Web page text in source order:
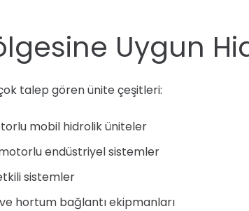
Uygun
talep gören ünite çeşitleri:
mobil hidrolik üniteler
endüstriyel sistemler
sistemler
hortum bağlantı ekipmanları